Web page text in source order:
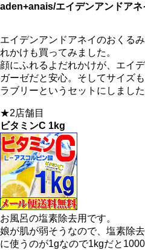
aden+anais/エイデンアンドアネ
エイデンアンドアネイのおくる
れかけも買ってみました。
顔にふれるよだれかけが、エイ
ガーゼだと安心。そしてサイズ
ラブリーというセットにしました
★2店舗目
ビタミンC 1kg
お風呂の塩素除去用です。
娘が肌が弱そうなので、塩素除
に使うのが1gなので1kgだと1000